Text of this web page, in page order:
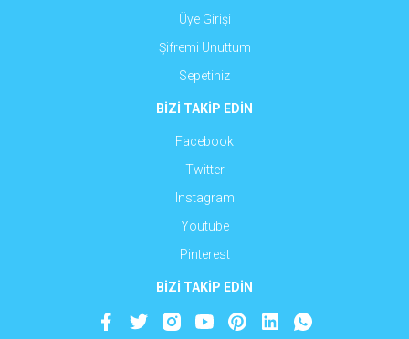
Üye Girişi
Şifremi Unuttum
Sepetiniz
BİZİ TAKİP EDİN
Facebook
Twitter
Instagram
Youtube
Pinterest
BİZİ TAKİP EDİN